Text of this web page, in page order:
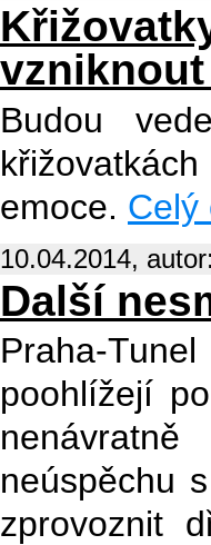
Budou
emoce. Celý
10.04.2014,
Další
Praha-
poohlížejí
neúspěchu
zprovoznit